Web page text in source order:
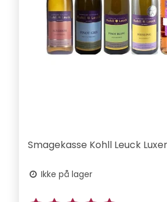
Smagekasse Kohll Leuck
Ikke på lager